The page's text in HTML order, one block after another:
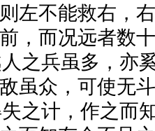
左不能救右，
，而况远者数
之兵虽多，亦
虽众，可使无
之计，作之而